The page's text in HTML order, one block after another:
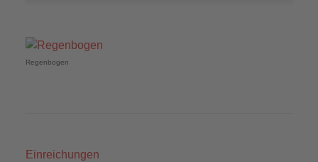
Regenbogen
Einreichungen